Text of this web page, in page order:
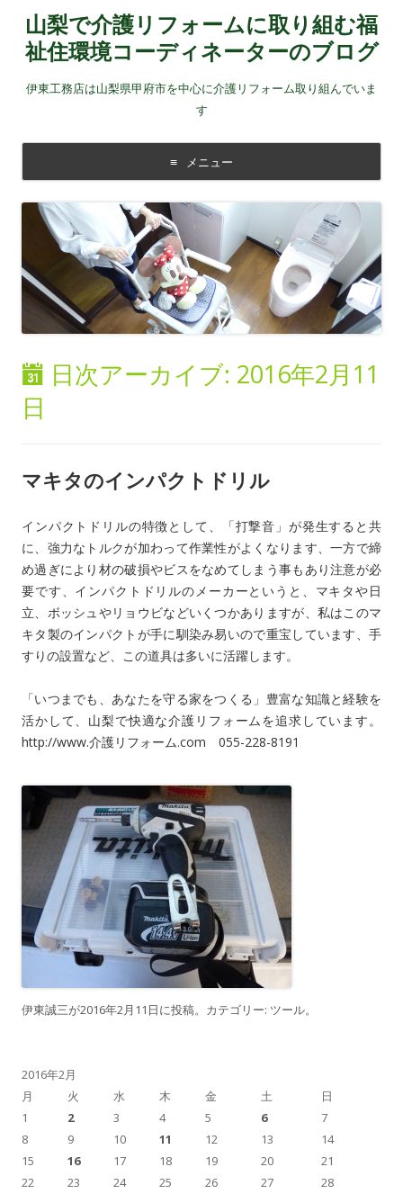
山梨で介護リフォームに取り組む福
祉住環境コーディネーターのブログ
伊東工務店は山梨県甲府市を中心に介護リフォーム取り組んでいま
す
メニュー
コンテンツに移動する
日次アーカイブ: 2016年2月11
日
マキタのインパクトドリル
インパクトドリルの特徴として、「打撃音」が発生すると共
に、強力なトルクが加わって作業性がよくなります、一方で締
め過ぎにより材の破損やビスをなめてしまう事もあり注意が必
要です、インパクトドリルのメーカーというと、マキタや日
立、ボッシュやリョウビなどいくつかありますが、私はこのマ
キタ製のインパクトが手に馴染み易いので重宝しています、手
すりの設置など、この道具は多いに活躍します。
「いつまでも、あなたを守る家をつくる」豊富な知識と経験を
活かして、山梨で快適な介護リフォームを追求しています。
http://www.介護リフォーム.com 055-228-8191
伊東誠三が2016年2月11日に投稿。カテゴリー: ツール。
2016年2月
月
火 水 木 金 土 日
1 2 3 4 5 6
7
8
9 10 11 12 13
14
15
16 17 18 19 20
21
22
23 24 25 26 27
28